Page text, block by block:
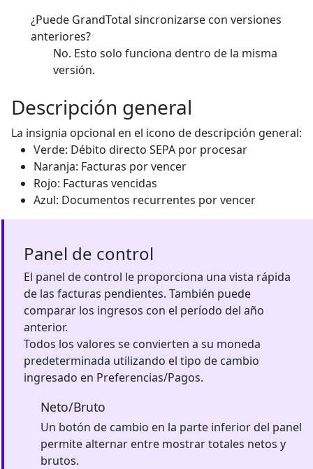
¿Puede GrandTotal sincronizarse con versiones
anteriores?
No. Esto solo funciona dentro de la misma
versión.
Descripción general
La insignia opcional en el icono de descripción general:
Verde: Débito directo SEPA por procesar
Naranja: Facturas por vencer
Rojo: Facturas vencidas
Azul: Documentos recurrentes por vencer
Panel de control
El panel de control le proporciona una vista rápida
de las facturas pendientes. También puede
comparar los ingresos con el período del año
anterior.
Todos los valores se convierten a su moneda
predeterminada utilizando el tipo de cambio
ingresado en Preferencias/Pagos.
Neto/Bruto
Un botón de cambio en la parte inferior del panel
permite alternar entre mostrar totales netos y
brutos.